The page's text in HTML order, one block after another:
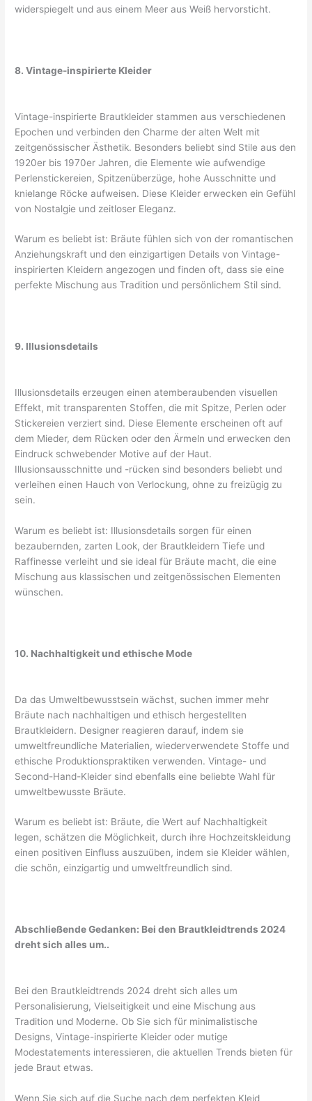
widerspiegelt und aus einem Meer aus Weiß hervorsticht.
8. Vintage-inspirierte Kleider
Vintage-inspirierte Brautkleider stammen aus verschiedenen
Epochen und verbinden den Charme der alten Welt mit
zeitgenössischer Ästhetik. Besonders beliebt sind Stile aus den
1920er bis 1970er Jahren, die Elemente wie aufwendige
Perlenstickereien, Spitzenüberzüge, hohe Ausschnitte und
knielange Röcke aufweisen. Diese Kleider erwecken ein Gefühl
von Nostalgie und zeitloser Eleganz.
Warum es beliebt ist: Bräute fühlen sich von der romantischen
Anziehungskraft und den einzigartigen Details von Vintage-
inspirierten Kleidern angezogen und finden oft, dass sie eine
perfekte Mischung aus Tradition und persönlichem Stil sind.
9. Illusionsdetails
Illusionsdetails erzeugen einen atemberaubenden visuellen
Effekt, mit transparenten Stoffen, die mit Spitze, Perlen oder
Stickereien verziert sind. Diese Elemente erscheinen oft auf
dem Mieder, dem Rücken oder den Ärmeln und erwecken den
Eindruck schwebender Motive auf der Haut.
Illusionsausschnitte und -rücken sind besonders beliebt und
verleihen einen Hauch von Verlockung, ohne zu freizügig zu
sein.
Warum es beliebt ist: Illusionsdetails sorgen für einen
bezaubernden, zarten Look, der Brautkleidern Tiefe und
Raffinesse verleiht und sie ideal für Bräute macht, die eine
Mischung aus klassischen und zeitgenössischen Elementen
wünschen.
10. Nachhaltigkeit und ethische Mode
Da das Umweltbewusstsein wächst, suchen immer mehr
Bräute nach nachhaltigen und ethisch hergestellten
Brautkleidern. Designer reagieren darauf, indem sie
umweltfreundliche Materialien, wiederverwendete Stoffe und
ethische Produktionspraktiken verwenden. Vintage- und
Second-Hand-Kleider sind ebenfalls eine beliebte Wahl für
umweltbewusste Bräute.
Warum es beliebt ist: Bräute, die Wert auf Nachhaltigkeit
legen, schätzen die Möglichkeit, durch ihre Hochzeitskleidung
einen positiven Einfluss auszuüben, indem sie Kleider wählen,
die schön, einzigartig und umweltfreundlich sind.
Abschließende Gedanken: Bei den Brautkleidtrends 2024
dreht sich alles um..
Bei den Brautkleidtrends 2024 dreht sich alles um
Personalisierung, Vielseitigkeit und eine Mischung aus
Tradition und Moderne. Ob Sie sich für minimalistische
Designs, Vintage-inspirierte Kleider oder mutige
Modestatements interessieren, die aktuellen Trends bieten für
jede Braut etwas.
Wenn Sie sich auf die Suche nach dem perfekten Kleid